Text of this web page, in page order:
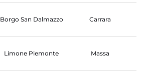
Borgo San Dalmazzo Carrara
Limone Piemonte Massa